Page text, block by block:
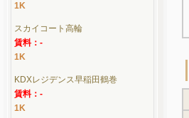
1K
スカイコート高輪
賃料：-
1K
KDXレジデンス早稲田鶴巻
賃料：-
1K